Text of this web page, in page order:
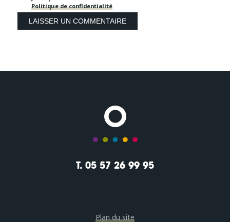
Politique de confidentialité
T. 05 57 26 99 95
Plan du site